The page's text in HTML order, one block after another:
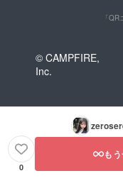
「
© CAMPFIRE,
Inc.
0
も